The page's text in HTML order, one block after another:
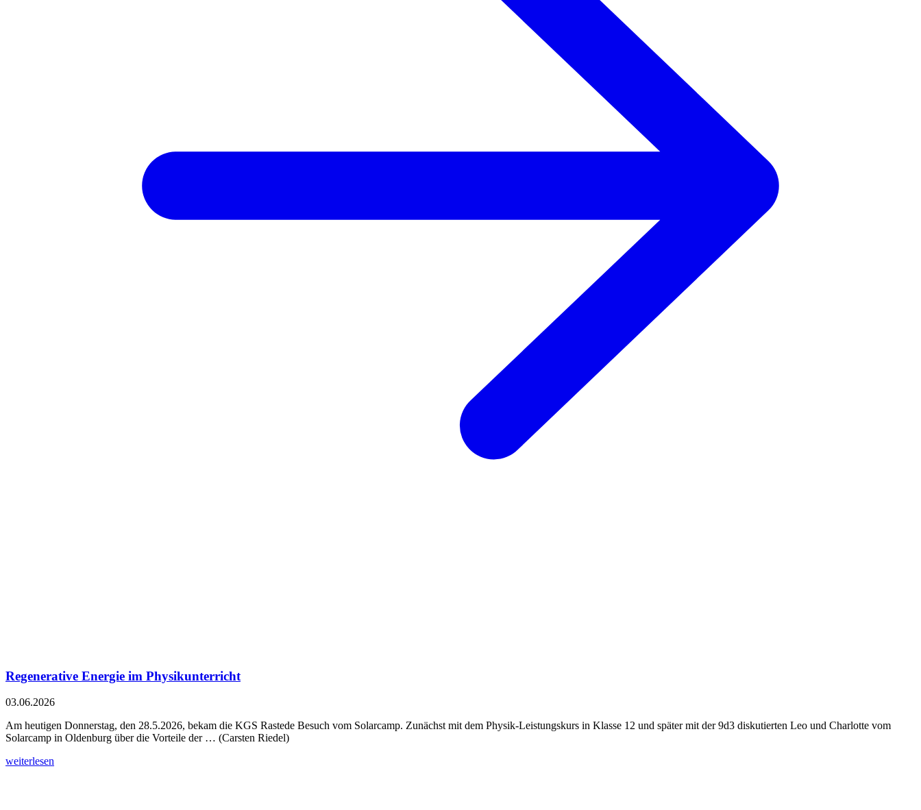
Regenerative Energie im Physikunterricht
03.06.2026
Am heutigen Donnerstag, den 28.5.2026, bekam die KGS Rastede Besuch vom Solarcamp. Zunächst mit dem Physik-Leistungskurs in Klasse 12 und später mit der 9d3 diskutierten Leo und Charlotte vom
Solarcamp in Oldenburg über die Vorteile der … (Carsten Riedel)
weiterlesen